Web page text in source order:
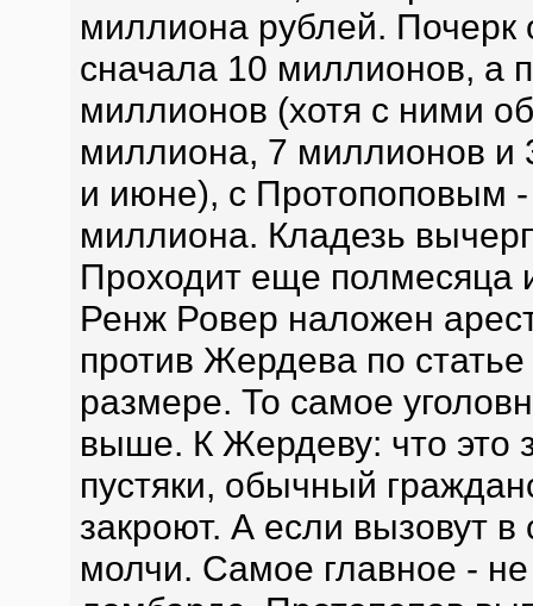
миллиона рублей. Почерк
сначала 10 миллионов, а
миллионов (хотя с ними
миллиона, 7 миллионов и
и июне), с Протопоповым
миллиона. Кладезь
Проходит еще полмесяца
Ренж Ровер наложен
против Жердева по
размере. То самое
выше. К Жердеву: что это
пустяки, обычный
закроют. А если вызовут
молчи. Самое главное -